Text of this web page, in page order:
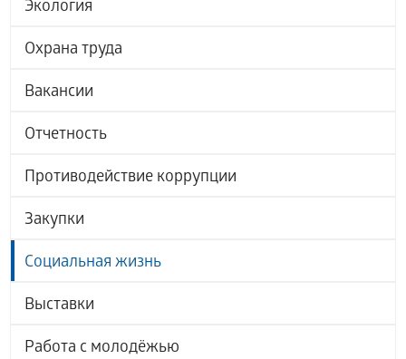
Экология
Охрана труда
Вакансии
Отчетность
Противодействие коррупции
Закупки
Социальная жизнь
Выставки
Работа с молодёжью